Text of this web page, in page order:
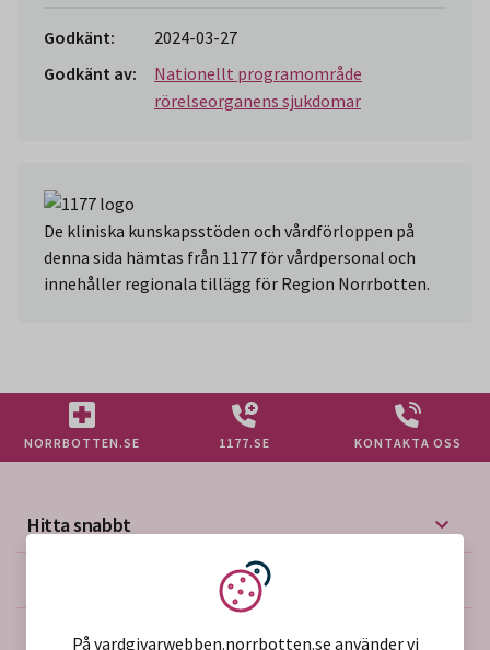
Godkänt:
2024-03-27
Godkänt av:
Nationellt programområde
rörelseorganens sjukdomar
De kliniska kunskapsstöden och vårdförloppen på
denna sida hämtas från 1177 för vårdpersonal och
innehåller regionala tillägg för Region Norrbotten.
NORRBOTTEN.SE 1177.SE KONTAKTA OSS
Hitta snabbt
Mer på vårdgivarwebben
Om webbplatsen
Vi använder kakor
På vardgivarwebben.norrbotten.se använder vi